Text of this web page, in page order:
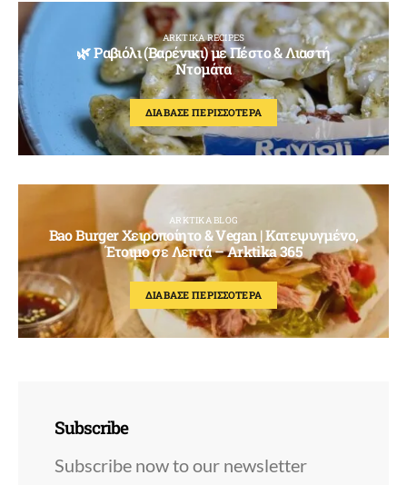
ARKTIKA RECIPES
🌿 Ραβιόλι (Βαρένικι) με Πέστο & Λιαστή
Ντομάτα
ΔΙΑΒΑΣΕ ΠΕΡΙΣΣΟΤΕΡΑ
ARKTIKA BLOG
Bao Burger Χειροποίητο & Vegan | Κατεψυγμένο,
Έτοιμο σε Λεπτά – Arktika 365
ΔΙΑΒΑΣΕ ΠΕΡΙΣΣΟΤΕΡΑ
Subscribe
Subscribe now to our newsletter